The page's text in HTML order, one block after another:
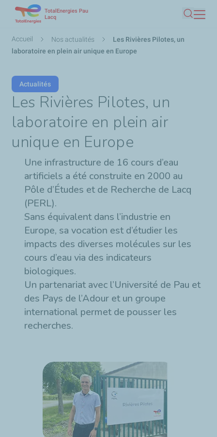
contenu
principal
TotalEnergies Pau
Lacq
Fil
d'Ariane
Accueil Nos actualités
Les Rivières Pilotes, un
laboratoire en plein air unique en Europe
Actualités
Les Rivières Pilotes, un
laboratoire en plein air
unique en Europe
Une infrastructure de 16 cours d’eau
artificiels a été construite en 2000 au
Pôle d’Études et de Recherche de Lacq
(PERL).
Sans équivalent dans l’industrie en
Europe, sa vocation est d’étudier les
impacts des diverses molécules sur les
cours d’eau via des indicateurs
biologiques.
Un partenariat avec l’Université de Pau et
des Pays de l’Adour et un groupe
international permet de pousser les
recherches.